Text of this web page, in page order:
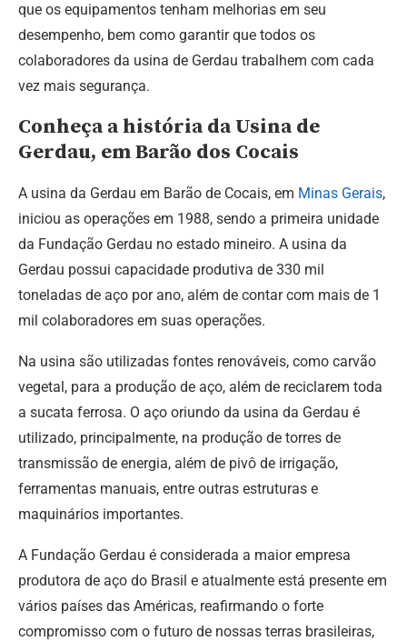
que os equipamentos tenham melhorias em seu
desempenho, bem como garantir que todos os
colaboradores da usina de Gerdau trabalhem com cada
vez mais segurança.
Conheça a história da Usina de
Gerdau, em Barão dos Cocais
A usina da Gerdau em Barão de Cocais, em Minas Gerais,
iniciou as operações em 1988, sendo a primeira unidade
da Fundação Gerdau no estado mineiro. A usina da
Gerdau possui capacidade produtiva de 330 mil
toneladas de aço por ano, além de contar com mais de 1
mil colaboradores em suas operações.
Na usina são utilizadas fontes renováveis, como carvão
vegetal, para a produção de aço, além de reciclarem toda
a sucata ferrosa. O aço oriundo da usina da Gerdau é
utilizado, principalmente, na produção de torres de
transmissão de energia, além de pivô de irrigação,
ferramentas manuais, entre outras estruturas e
maquinários importantes.
A Fundação Gerdau é considerada a maior empresa
produtora de aço do Brasil e atualmente está presente em
vários países das Américas, reafirmando o forte
compromisso com o futuro de nossas terras brasileiras,